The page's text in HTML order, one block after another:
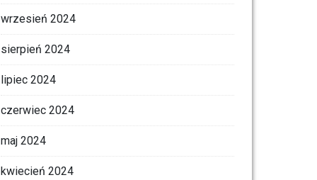
wrzesień 2024
sierpień 2024
lipiec 2024
czerwiec 2024
maj 2024
kwiecień 2024